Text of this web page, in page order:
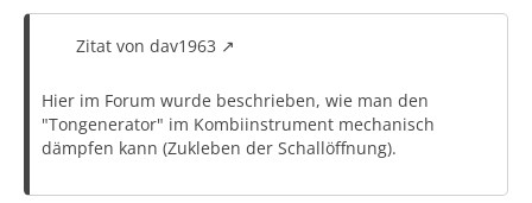
Zitat von dav1963
Hier im Forum wurde beschrieben, wie man den
"Tongenerator" im Kombiinstrument mechanisch
dämpfen kann (Zukleben der Schallöffnung).